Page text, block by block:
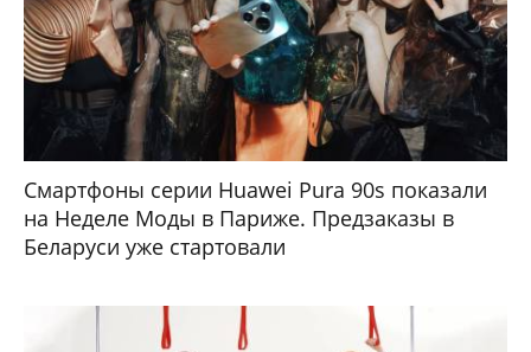
Смартфоны серии Huawei Pura 90s показали
на Неделе Моды в Париже. Предзаказы в
Беларуси уже стартовали